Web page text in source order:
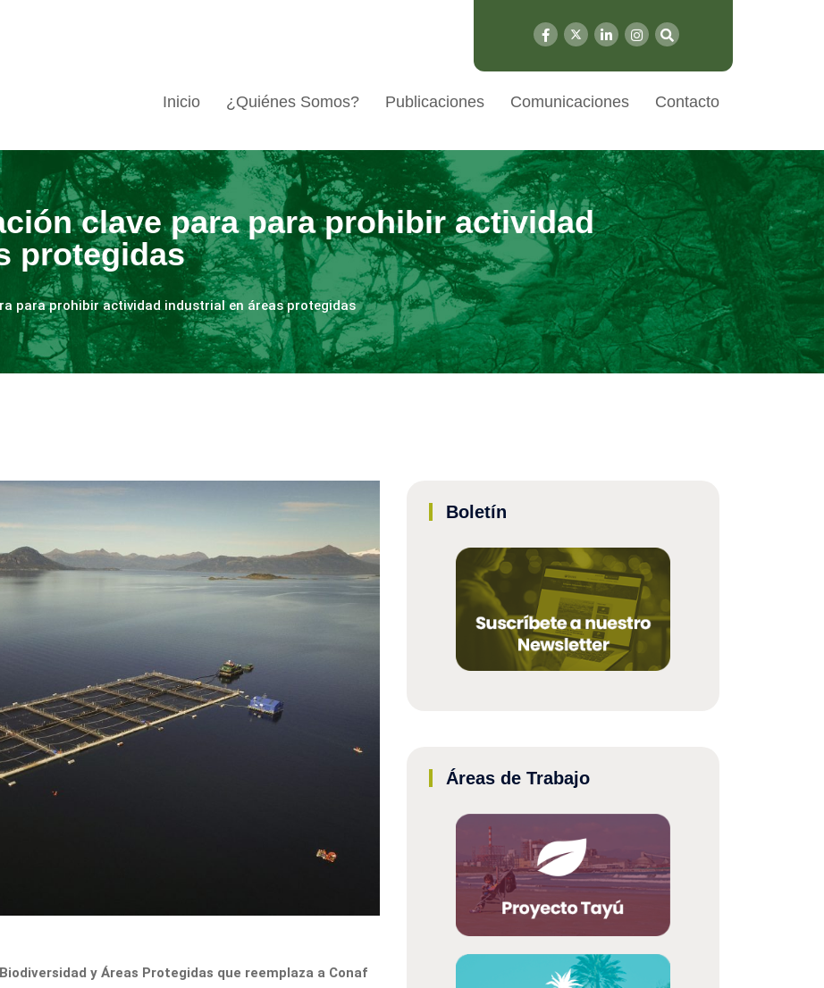
Inicio ¿Quiénes Somos? Publicaciones Comunicaciones Contacto
clave para para prohibir actividad
protegidas
para prohibir actividad industrial en áreas protegidas
y Áreas Protegidas que reemplaza a Conaf
Boletín
Áreas de Trabajo